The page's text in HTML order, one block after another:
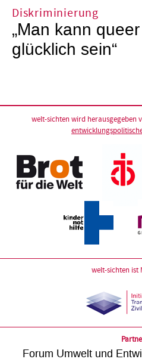
Diskriminierung
„Man kann
glücklich sein“
welt-sichten wird herausgegeben
welt-sichten ist
Forum Umwelt und